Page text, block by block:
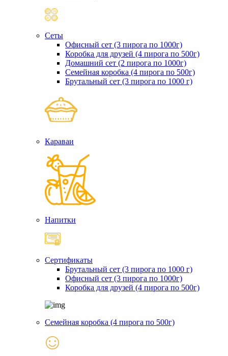
Сеты
Офисный сет (3 пирога по 1000г)
Коробка для друзей (4 пирога по 500г)
Домашний сет (2 пирога по 1000г)
Семейная коробка (4 пирога по 500г)
Брутальный сет (3 пирога по 1000 г)
Караваи
Напитки
Сертификаты
Брутальный сет (3 пирога по 1000 г)
Офисный сет (3 пирога по 1000г)
Коробка для друзей (4 пирога по 500г)
Семейная коробка (4 пирога по 500г)